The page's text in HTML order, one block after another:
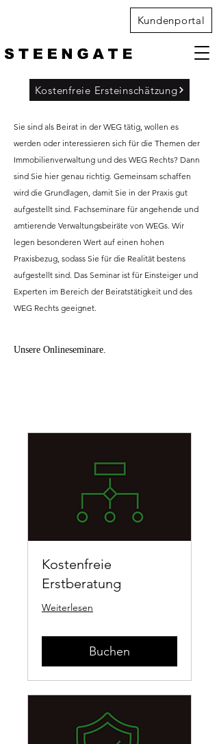
Kundenportal
Kostenfreie Ersteinschätzung
Sie sind als Beirat in der WEG tätig, wollen es
werden oder interessieren sich für die Themen der
Immobilienverwaltung und des WEG Rechts? Dann
sind Sie hier genau richtig. Gemeinsam schaffen
wird die Grundlagen, damit Sie in der Praxis gut
aufgestellt sind. Fachseminare für angehende und
amtierende Verwaltungsbeiräte von WEGs. Wir
legen besonderen Wert auf einen hohen
Praxisbezug, sodass Sie für die Realität bestens
aufgestellt sind. Das Seminar ist für Einsteiger und
Experten im Bereich der Beiratstätigkeit und des
WEG Rechts geeignet.
Unsere Onlineseminare.
Kostenfreie
Erstberatung
Weiterlesen
Buchen